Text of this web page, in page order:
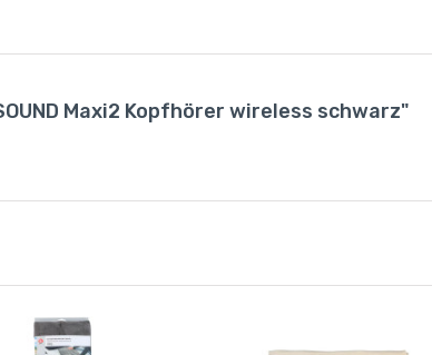
Maxi2 Kopfhörer wireless schwarz"